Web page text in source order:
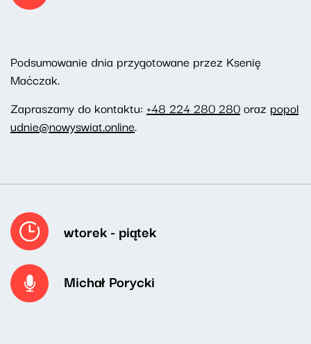
Podsumowanie dnia przygotowane przez Ksenię
Maćczak.
Zapraszamy do kontaktu: +48 224 280 280oraz popol
udnie@nowyswiat.online.
wtorek - piątek
Michał Porycki